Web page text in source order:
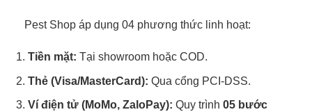
Pest Shop áp dụng 04 phương thức linh hoạt:
Tiền mặt: Tại showroom hoặc COD.
Thẻ (Visa/MasterCard): Qua cổng PCI-DSS.
Ví điện tử (MoMo, ZaloPay): Quy trình 05 bước